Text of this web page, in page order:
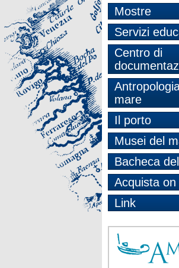
Mostre
Servizi
Centro di
mare
Il porto
Musei del
Bacheca
Acquista on
Link